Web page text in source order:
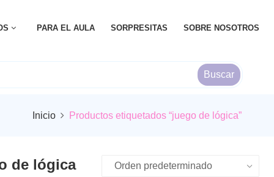
PARA EL AULA SORPRESITAS SOBRE NOSOTROS
Buscar
Inicio Productos etiquetados “juego de lógica”
de lógica